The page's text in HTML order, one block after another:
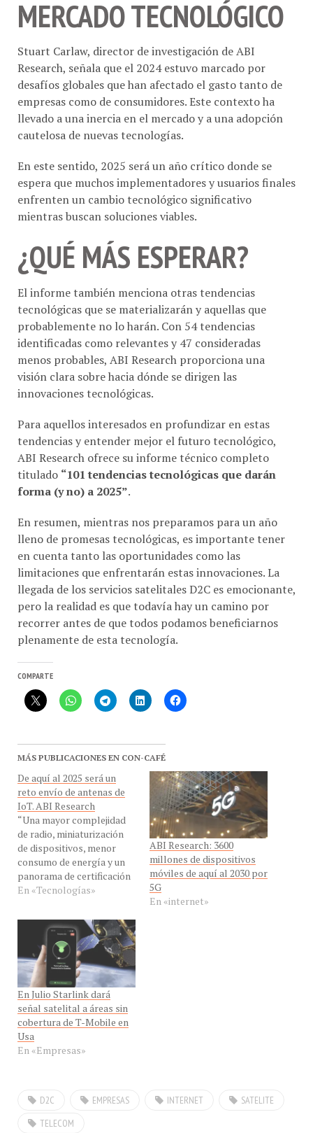
Research, señala que el 2024 estuvo marcado por
desafíos globales que han afectado el gasto tanto de
empresas como de consumidores. Este contexto ha
llevado a una inercia en el mercado y a una adopción
cautelosa de nuevas tecnologías.
espera que muchos implementadores y usuarios finales
enfrenten un cambio tecnológico significativo
mientras buscan soluciones viables.
¿QUÉ MÁS ESPERAR?
El informe también menciona otras tendencias
tecnológicas que se materializarán y aquellas que
probablemente no lo harán. Con 54 tendencias
identificadas como relevantes y 47 consideradas
menos probables, ABI Research proporciona una
visión clara sobre hacia dónde se dirigen las
innovaciones tecnológicas.
tendencias y entender mejor el futuro tecnológico,
ABI Research ofrece su informe técnico completo
titulado“101 tendencias tecnológicas que darán
forma (y no) a 2025”.
lleno de promesas tecnológicas, es importante tener
en cuenta tanto las oportunidades como las
limitaciones que enfrentarán estas innovaciones. La
llegada de los servicios satelitales D2C es emocionante,
pero la realidad es que todavía hay un camino por
recorrer antes de que todos podamos beneficiarnos
plenamente de esta tecnología.
COMPARTE
MÁS PUBLICACIONES EN CON-CAFÉ
De aquí al 2025 será un
reto envío de antenas de
IoT. ABI Research
“Una mayor complejidad
de radio, miniaturización
de dispositivos, menor
consumo de energía y un
panorama de certificación
complejo son algunos de
los factores que dificultan
dice Tancred Taylor,
analista de investigación
de dispositivos y hardware
de IoT en ABI Research
En «Tecnologí­as»
ABI Research: 3600
millones de dispositivos
móviles de aquí al 2030 por
5G
En «internet»
En Julio Starlink dará
señal satelital a áreas sin
cobertura de T-Mobile en
Usa
En «Empresas»